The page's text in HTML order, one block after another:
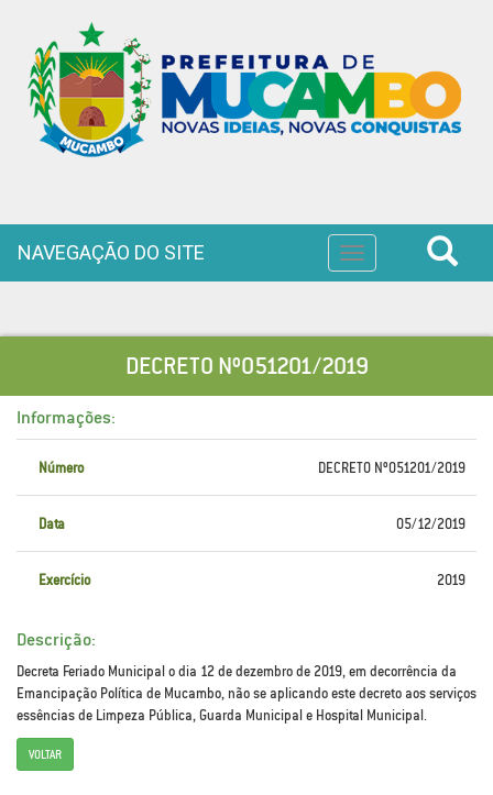
Toggle
navigation
NAVEGAÇÃO DO SITE
DECRETO Nº051201/2019
Informações:
Número DECRETO Nº051201/2019
Data 05/12/2019
Exercício 2019
Descrição:
Decreta Feriado Municipal o dia 12 de dezembro de 2019, em decorrência da
Emancipação Política de Mucambo, não se aplicando este decreto aos serviços
essências de Limpeza Pública, Guarda Municipal e Hospital Municipal.
VOLTAR